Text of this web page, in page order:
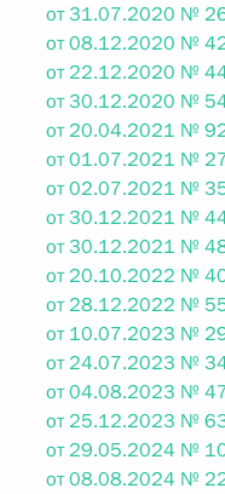
закон от
Соглашения между
Республики о
дел и
закон от
в Кодекс
закона «Об обеспечении
от 31.07.2020 №
от 08.12.2020 №
от 22.12.2020 №
от 30.12.2020 №
от 20.04.2021 №
от 01.07.2021 №
от 02.07.2021 №
от 30.12.2021 №
от 30.12.2021 №
от 20.10.2022 №
от 28.12.2022 №
от 10.07.2023 №
от 24.07.2023 №
от 04.08.2023 №
от 25.12.2023 №
от 29.05.2024 №
от 08.08.2024 №